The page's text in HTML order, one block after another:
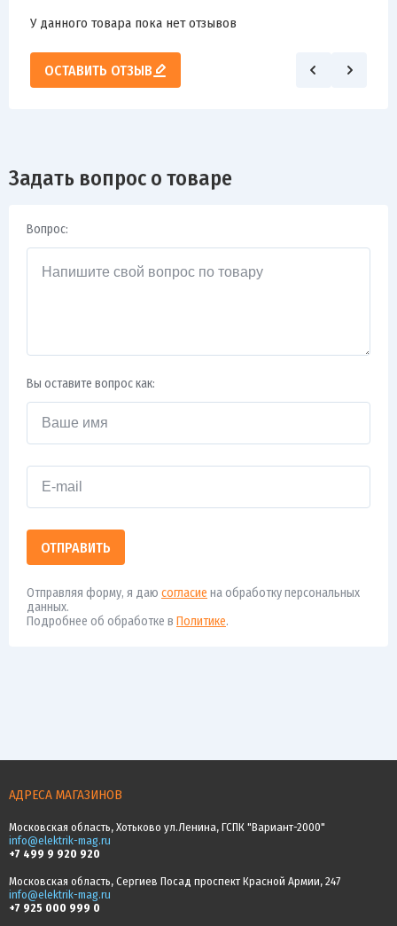
У данного товара пока нет отзывов
ОСТАВИТЬ ОТЗЫВ
Задать вопрос о товаре
Вопрос:
Вы оставите вопрос как:
ОТПРАВИТЬ
Отправляя форму, я даю согласие на обработку персональных
данных.
Подробнее об обработке в Политике.
АДРЕСА МАГАЗИНОВ
Московская область, Хотьково ул.Ленина, ГСПК "Вариант-2000"
info@elektrik-mag.ru
+7 499 9 920 920
Московская область, Сергиев Посад проспект Красной Армии, 247
info@elektrik-mag.ru
+7 925 000 999 0